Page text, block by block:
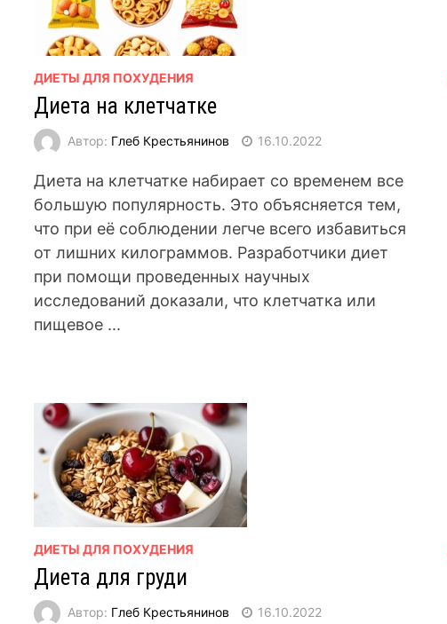
ДИЕТЫ ДЛЯ ПОХУДЕНИЯ
Диета на клетчатке
Автор: Глеб Крестьянинов 16.10.2022
Диета на клетчатке набирает со временем все
большую популярность. Это объясняется тем,
что при её соблюдении легче всего избавиться
от лишних килограммов. Разработчики диет
при помощи проведенных научных
исследований доказали, что клетчатка или
пищевое ...
ДИЕТЫ ДЛЯ ПОХУДЕНИЯ
Диета для груди
Автор: Глеб Крестьянинов 16.10.2022